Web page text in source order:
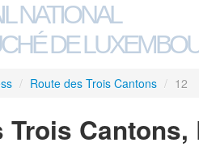
NATIONAL
DE
/ Route des Trois Cantons / 12
Trois